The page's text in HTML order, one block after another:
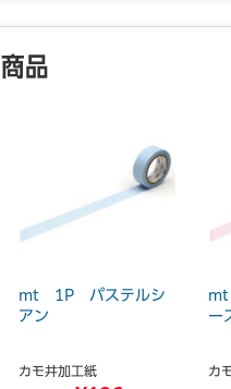
品
mt 1P パステルシ
アン
カモ井加工紙
ー
カ